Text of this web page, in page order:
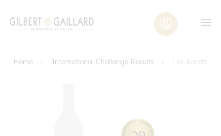
Home International Challenge Results Les Adrets